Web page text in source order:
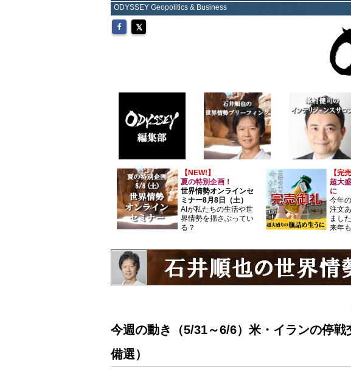
ODYSSEY Geopolitics & Business
【NEW!】
夏の特別企画！
世界情勢オンラインセ
ミナー8月8日（土）
AIが私たちの生活や世
界情勢を揺さぶってい
る？
【完
超大
に
今年
注文
ました
来年
今週の動き（5/31～6/6）米・イランの停
備選）